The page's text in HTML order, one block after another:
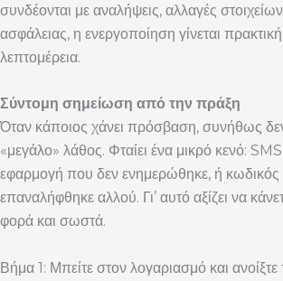
συνδέονται με αναλήψεις, αλλαγές
ασφάλειας, η ενεργοποίηση γίνεται
λεπτομέρεια.
Σύντομη σημείωση από την πράξη
Όταν κάποιος χάνει πρόσβαση, συνήθως δεν
«μεγάλο» λάθος. Φταίει ένα μικρό κενό:
εφαρμογή που δεν ενημερώθηκε, ή
επαναλήφθηκε αλλού. Γι’ αυτό αξίζει να
φορά και σωστά.
Βήμα 1: Μπείτε στον λογαριασμό και ανοίξτε